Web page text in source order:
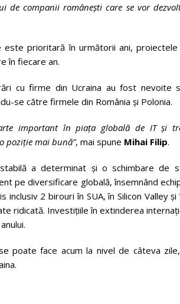
companii românești care se vor
este prioritară în următorii ani,
în fiecare an.
cu firme din Ucraina au fost nevoite
se către firmele din România și Polonia.
important în piața globală de IT și
poziție mai bună”, mai spune Mihai Filip.
a determinat și o schimbare de
pe diversificare globală, însemnând
inclusiv 2 birouri în SUA, în Silicon Valley
ridicată. Investițiile în extinderea
poate face acum la nivel de câteva